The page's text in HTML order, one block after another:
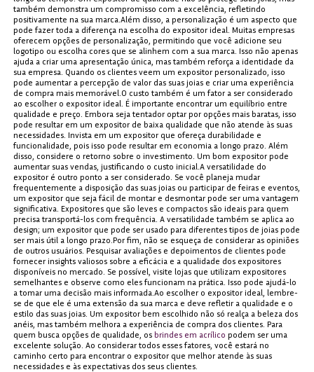
também demonstra um compromisso com a excelência, refletindo
positivamente na sua marca.Além disso, a personalização é um aspecto que
pode fazer toda a diferença na escolha do expositor ideal. Muitas empresas
oferecem opções de personalização, permitindo que você adicione seu
logotipo ou escolha cores que se alinhem com a sua marca. Isso não apenas
ajuda a criar uma apresentação única, mas também reforça a identidade da
sua empresa. Quando os clientes veem um expositor personalizado, isso
pode aumentar a percepção de valor das suas joias e criar uma experiência
de compra mais memorável.O custo também é um fator a ser considerado
ao escolher o expositor ideal. É importante encontrar um equilíbrio entre
qualidade e preço. Embora seja tentador optar por opções mais baratas, isso
pode resultar em um expositor de baixa qualidade que não atende às suas
necessidades. Invista em um expositor que ofereça durabilidade e
funcionalidade, pois isso pode resultar em economia a longo prazo. Além
disso, considere o retorno sobre o investimento. Um bom expositor pode
aumentar suas vendas, justificando o custo inicial.A versatilidade do
expositor é outro ponto a ser considerado. Se você planeja mudar
frequentemente a disposição das suas joias ou participar de feiras e eventos,
um expositor que seja fácil de montar e desmontar pode ser uma vantagem
significativa. Expositores que são leves e compactos são ideais para quem
precisa transportá-los com frequência. A versatilidade também se aplica ao
design; um expositor que pode ser usado para diferentes tipos de joias pode
ser mais útil a longo prazo.Por fim, não se esqueça de considerar as opiniões
de outros usuários. Pesquisar avaliações e depoimentos de clientes pode
fornecer insights valiosos sobre a eficácia e a qualidade dos expositores
disponíveis no mercado. Se possível, visite lojas que utilizam expositores
semelhantes e observe como eles funcionam na prática. Isso pode ajudá-lo
a tomar uma decisão mais informada.Ao escolher o expositor ideal, lembre-
se de que ele é uma extensão da sua marca e deve refletir a qualidade e o
estilo das suas joias. Um expositor bem escolhido não só realça a beleza dos
anéis, mas também melhora a experiência de compra dos clientes. Para
quem busca opções de qualidade, os brindes em acrílico podem ser uma
excelente solução. Ao considerar todos esses fatores, você estará no
caminho certo para encontrar o expositor que melhor atende às suas
necessidades e às expectativas dos seus clientes.